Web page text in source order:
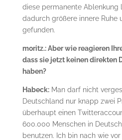
diese permanente Ablenkung
dadurch größere innere Ruhe
gefunden.
moritz.: Aber wie reagieren
dass sie jetzt keinen direkten
haben?
Habeck:Man darf nicht
Deutschland nur knapp zwei
überhaupt einen
600.000 Menschen in
benutzen. Ich bin nach wie